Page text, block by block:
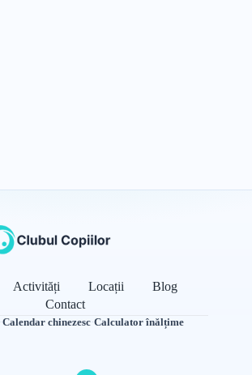
Activități Locații
Blog
Contact
·Calendar chinezesc·Calculator înălțime